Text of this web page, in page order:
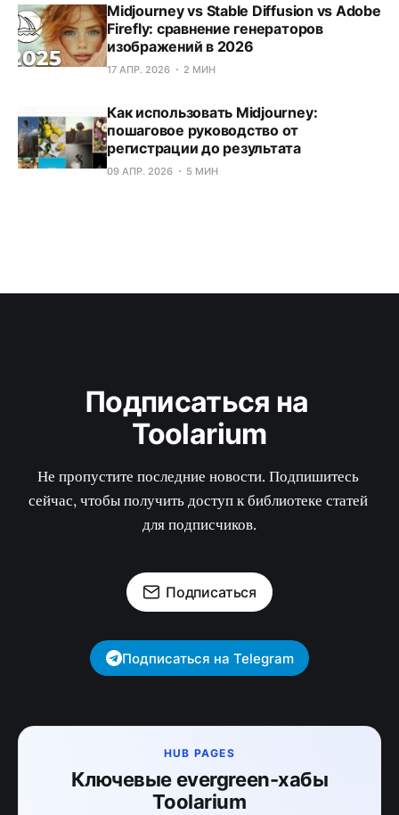
Midjourney vs Stable Diffusion vs Adobe
Firefly: сравнение генераторов
изображений в 2026
17 АПР. 2026 2 МИН
Как использовать Midjourney:
пошаговое руководство от
регистрации до результата
09 АПР. 2026 5 МИН
Подписаться на
Toolarium
Не пропустите последние новости. Подпишитесь
сейчас, чтобы получить доступ к библиотеке статей
для подписчиков.
Подписаться
Подписаться на Telegram
HUB PAGES
Ключевые evergreen-хабы
Toolarium